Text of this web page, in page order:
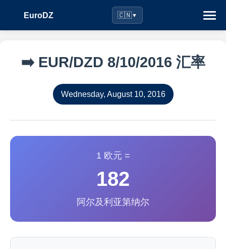
EuroDZ 🇨🇳▼
➡️ EUR/DZD 8/10/2016 汇率
Wednesday, August 10, 2016
1 欧元 =
182
阿尔及利亚第纳尔